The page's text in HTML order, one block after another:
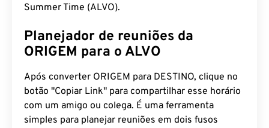
Summer Time (ALVO).
Planejador de reuniões da
ORIGEM para o ALVO
Após converter ORIGEM para DESTINO, clique no
botão "Copiar Link" para compartilhar esse horário
com um amigo ou colega. É uma ferramenta
simples para planejar reuniões em dois fusos